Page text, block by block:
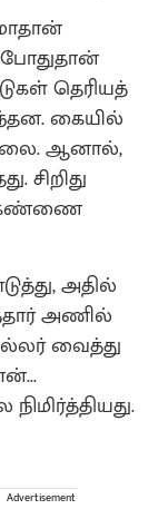
தெரியத்
கையில்
ஆனால்,
சிறிது
கண்ணை
அதில்
அணில்
வைத்து
Advertisement